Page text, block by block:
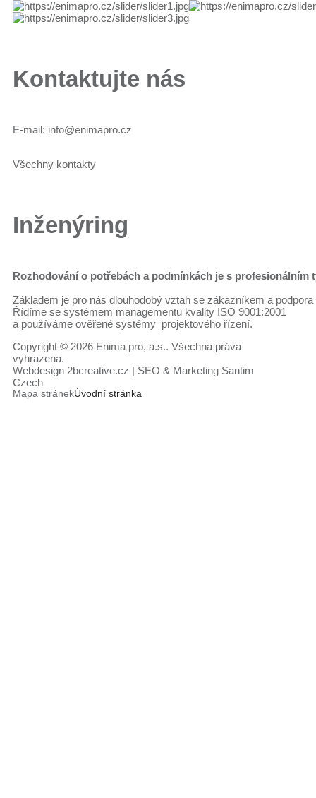
Kontaktujte nás
E-mail: info@enimapro.cz
Všechny kontakty
Inženýring
Rozhodování o potřebách a podmínkách je s profesionálním
Základem je pro nás dlouhodobý vztah se zákazníkem a
Řídíme se systémem managementu kvality ISO 9001:2001
a používáme ověřené systémy projektového řízení.
Copyright © 2026 Enima pro, a.s.. Všechna práva
vyhrazena.
Webdesign 2bcreative.cz | SEO & Marketing Santim
Czech
Mapa stránekÚvodní stránka